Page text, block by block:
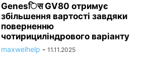
Genesिस GV80 отримує
збільшення вартості завдяки
поверненню
чотирициліндрового варіанту
maxwelhelp - 11.11.2025